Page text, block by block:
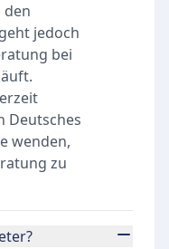
den
jedoch
bei
Deutsches
wenden,
zu